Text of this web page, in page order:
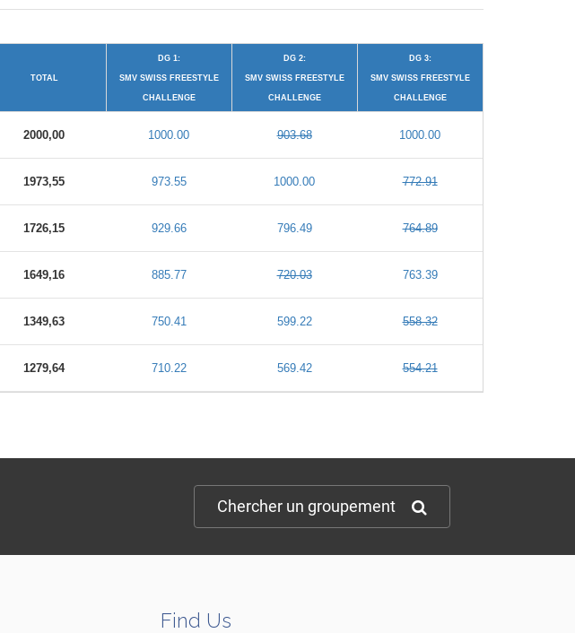
TOTAL
DG 1:
SMV SWISS FREESTYLE
CHALLENGE
DG 2:
SMV SWISS FREESTYLE
CHALLENGE
DG 3:
SMV SWISS FREESTYLE
CHALLENGE
2000,00 1000.00 903.68 1000.00
1973,55 973.55 1000.00 772.91
1726,15 929.66 796.49 764.89
1649,16 885.77 720.03 763.39
1349,63 750.41 599.22 558.32
1279,64 710.22 569.42 554.21
Chercher un groupement
Find Us